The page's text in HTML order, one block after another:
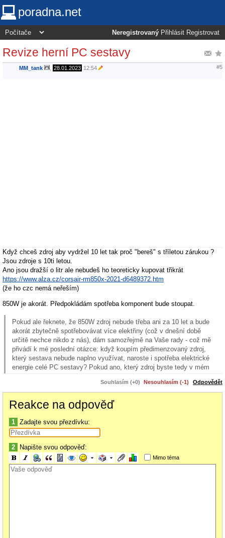
poradna.net
Neregistrovaný Přihlásit Registrovat
Revize herní PC sestavy
MM_tank 28.01.2023 12:54 #5
Když chceš zdroj aby vydržel 10 let tak proč "bereš" s tříletou zárukou ?
Jsou zdroje s 10ti letou.
Ano jsou dražší o litr ale nebudeš ho teoreticky kupovat třikrát
https://www.alza.cz/corsair-rm850x-2021-d6489372.htm
(že ho czc nemá neřeším)
850W je akorát. Předpokládám spotřeba komponent bude stoupat.
Pokud ale řeknete, že 850W zdroj nebude třeba ani za 10 let a bude
akorát zbytečně spotřebovávat více elektřiny (což v dnešní době
určitě nechce nikdo z nás), dám samozřejmě na Vaše rady - což mě
přivádí k mé poslední otázce: když koupím předimenzovaný zdroj,
který sestava nebude naplno využívat, naroste i spotřeba elektrické
energie celé PC sestavy? Pokud ano, který zdroj byste tedy v mém
10 let) k této sestavě doporučili?
Dřív byly zdroje naprosto nehlídané co se týká účinnosti, hlavní problém
byl zejména s nižším zatížením.
Existují i měření konkrétně tento zdroj při spotřebě "čumím na net" odhad
60-80w má skvělou účinnost 85 procent. Nedá se předpokládat, že jiné
zdroje (s menším max výkonem) na tom budou lépe kromě skupiny
Platinum.
https://www.techpowerup.com/review/corsair-rmx-series-850-w-2021/5.html
Souhlasím (+0) Nesouhlasím (-1) Odpovědět
Reakce na odpověď
1 Zadajte svou přezdívku:
2 Napište svou odpověď:
Mimo téma